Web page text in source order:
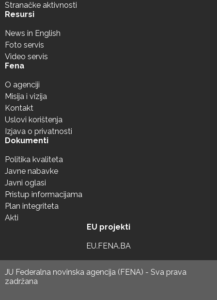
Stranačke aktivnosti
Resursi
News in English
Foto servis
Video servis
Fena
O agenciji
Misija i vizija
Kontakt
Uslovi korištenja
Izjava o privatnosti
Dokumenti
Politika kvaliteta
Javne nabavke
Javni oglasi
Pristup informacijama
Plan integriteta
Akti
EU projekti
EU.FENA.BA
JU Federalna novinska agencija (FENA) - Sva prava
zadržana